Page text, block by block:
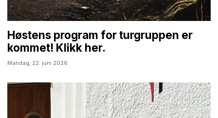
Høstens program for turgruppen er
kommet! Klikk her.
Mandag, 22. juni 2026